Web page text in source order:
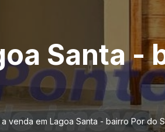
Santa -
a venda em Lagoa Santa - bairro Por do